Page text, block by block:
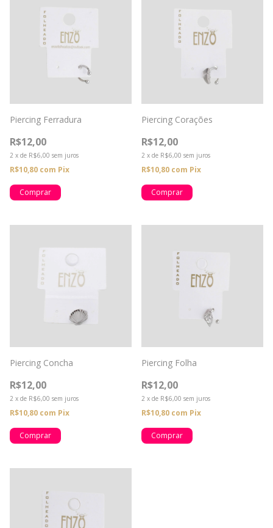
Piercing Ferradura
R$12,00
2 x de R$6,00 sem juros
R$10,80 com Pix
Piercing Corações
R$12,00
2 x de R$6,00 sem juros
R$10,80 com Pix
Piercing Concha
R$12,00
2 x de R$6,00 sem juros
R$10,80 com Pix
Piercing Folha
R$12,00
2 x de R$6,00 sem juros
R$10,80 com Pix